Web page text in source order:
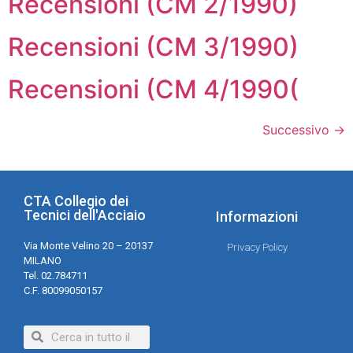
Recensioni (CM 3/1990)
Recensioni (CM 4/1990(
Successivo →
CTA Collegio dei
Tecnici dell'Acciaio
Via Monte Velino 20 – 20137
MILANO
Tel. 02.784711
C.F. 80099050157
Informazioni
Privacy Policy